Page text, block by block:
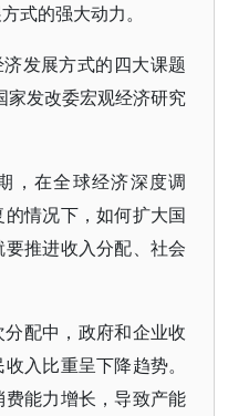
式的强大动力。
济发展方式的四大课题
家发改委宏观经济研究
，在全球经济深度调
情况下，如何扩大国
推进收入分配、社会
配中，政府和企业收
入比重呈下降趋势。
能力增长，导致产能